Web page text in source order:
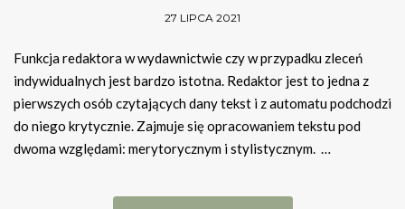
27 LIPCA 2021
Funkcja redaktora w wydawnictwie czy w przypadku zleceń
indywidualnych jest bardzo istotna. Redaktor jest to jedna z
pierwszych osób czytających dany tekst i z automatu podchodzi
do niego krytycznie. Zajmuje się opracowaniem tekstu pod
dwoma względami: merytorycznym i stylistycznym. …